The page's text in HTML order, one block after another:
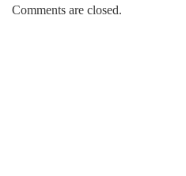
Comments are closed.